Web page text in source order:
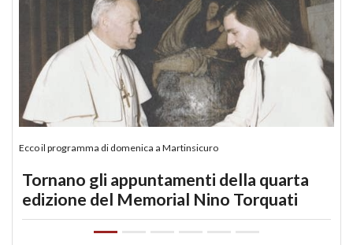
Ecco il programma di domenica a Martinsicuro
Tornano gli appuntamenti della quarta
edizione del Memorial Nino Torquati